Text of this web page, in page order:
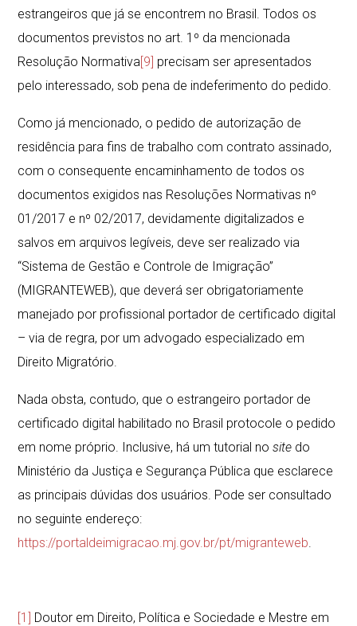
estrangeiros que já se encontrem no Brasil. Todos os
documentos previstos no art. 1º da mencionada
Resolução Normativa[9] precisam ser apresentados
pelo interessado, sob pena de indeferimento do pedido.
Como já mencionado, o pedido de autorização de
residência para fins de trabalho com contrato assinado,
com o consequente encaminhamento de todos os
documentos exigidos nas Resoluções Normativas nº
01/2017 e nº 02/2017, devidamente digitalizados e
salvos em arquivos legíveis, deve ser realizado via
“Sistema de Gestão e Controle de Imigração”
(MIGRANTEWEB), que deverá ser obrigatoriamente
manejado por profissional portador de certificado digital
– via de regra, por um advogado especializado em
Direito Migratório.
Nada obsta, contudo, que o estrangeiro portador de
certificado digital habilitado no Brasil protocole o pedido
em nome próprio. Inclusive, há um tutorial nosite do
Ministério da Justiça e Segurança Pública que esclarece
as principais dúvidas dos usuários. Pode ser consultado
no seguinte endereço:
https://portaldeimigracao.mj.gov.br/pt/migranteweb.
[1] Doutor em Direito, Política e Sociedade e Mestre em